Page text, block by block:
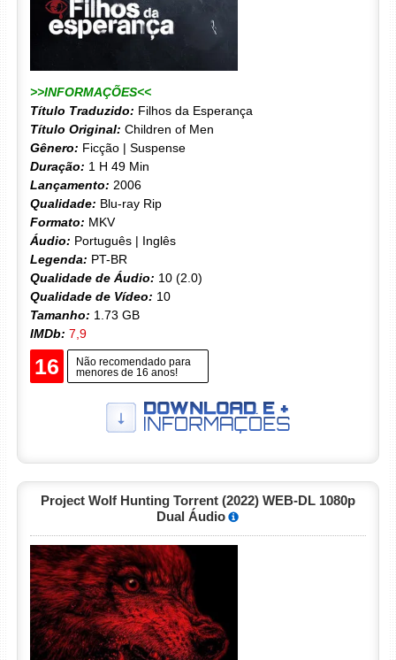
>>INFORMAÇÕES<<
Título Traduzido: Filhos da Esperança
Título Original: Children of Men
Gênero: Ficção | Suspense
Duração: 1 H 49 Min
Lançamento: 2006
Qualidade: Blu-ray Rip
Formato: MKV
Áudio: Português | Inglês
Legenda: PT-BR
Qualidade de Áudio: 10 (2.0)
Qualidade de Vídeo: 10
Tamanho: 1.73 GB
IMDb: 7,9
16
Não recomendado para
menores de 16 anos!
Project Wolf Hunting Torrent (2022) WEB-DL 1080p
Dual Áudio